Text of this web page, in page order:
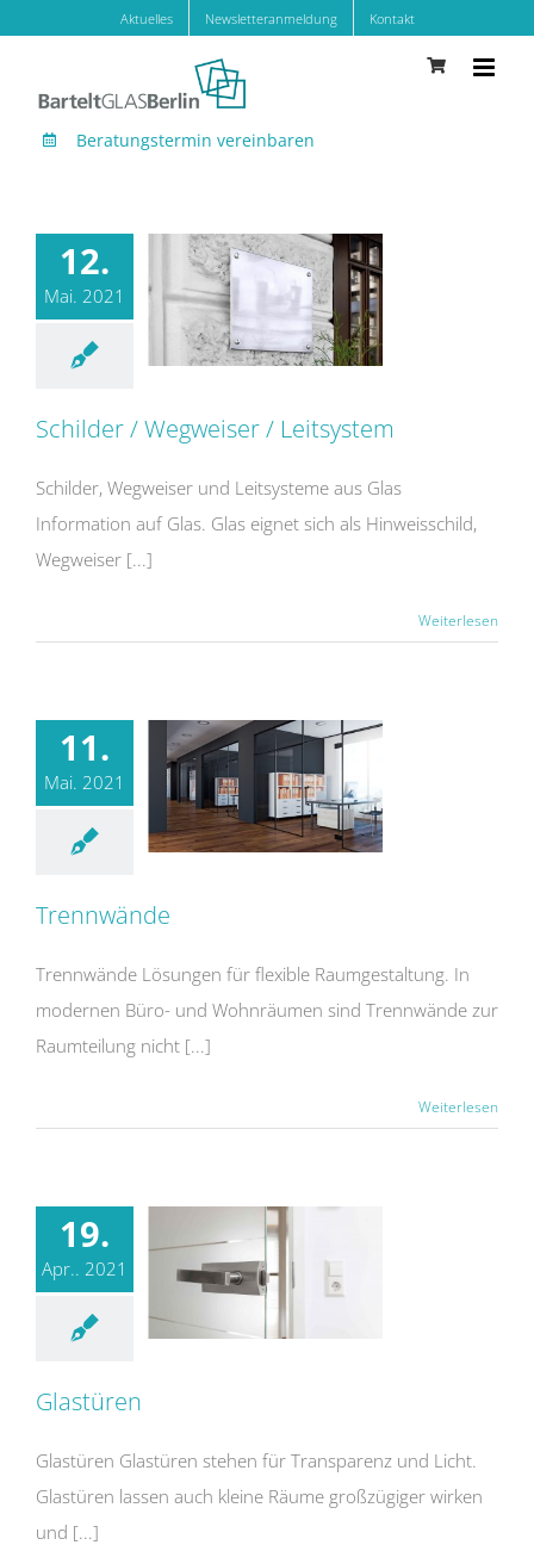
springen
Aktuelles Newsletteranmeldung Kontakt
Beratungstermin vereinbaren
12.
Mai. 2021
Schilder / Wegweiser / Leitsystem
Schilder, Wegweiser und Leitsysteme aus Glas
Information auf Glas. Glas eignet sich als Hinweisschild,
Wegweiser [...]
Weiterlesen
11.
Mai. 2021
Trennwände
Trennwände Lösungen für flexible Raumgestaltung. In
modernen Büro- und Wohnräumen sind Trennwände zur
Raumteilung nicht [...]
Weiterlesen
19.
Apr.. 2021
Glastüren
Glastüren Glastüren stehen für Transparenz und Licht.
Glastüren lassen auch kleine Räume großzügiger wirken
und [...]